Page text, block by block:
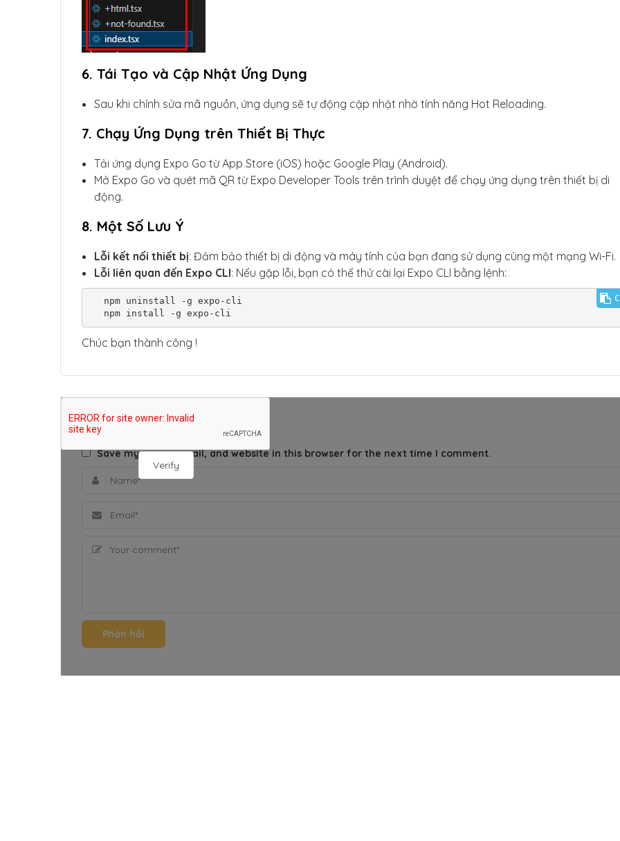
6. Tái Tạo và Cập Nhật Ứng Dụng
Sau khi chỉnh sửa mã nguồn, ứng dụng sẽ tự động cập nhật nhờ tính năng Hot Reloading.
7. Chạy Ứng Dụng trên Thiết Bị Thực
Tải ứng dụng Expo Go từ App Store (iOS) hoặc Google Play (Android).
Mở Expo Go và quét mã QR từ Expo Developer Tools trên trình duyệt để chạy ứng dụng trên thiết bị di
động.
8. Một Số Lưu Ý
Lỗi kết nối thiết bị: Đảm bảo thiết bị di động và máy tính của bạn đang sử dụng cùng một mạng Wi-Fi.
Lỗi liên quan đến Expo CLI: Nếu gặp lỗi, bạn có thể thử cài lại Expo CLI bằng lệnh:
  npm install -g expo-cli
Chúc bạn thành công !
Verify
THÊM BÌNH LUẬN
Save my name, email, and website in this browser for the next time I comment.